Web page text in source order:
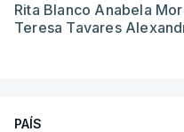
Rita Blanco Anabela
Teresa Tavares
PAÍS